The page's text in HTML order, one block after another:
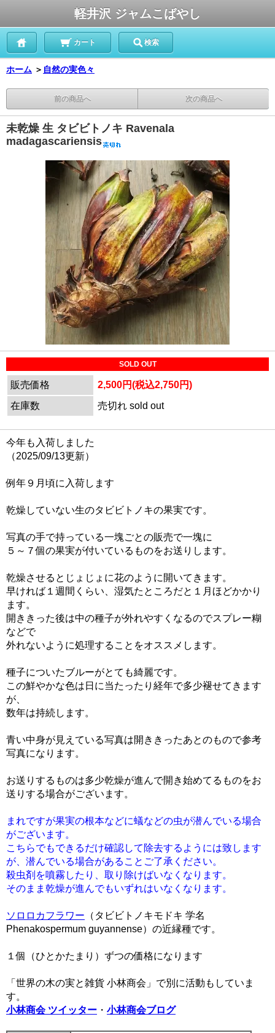
軽井沢 ジャムこばやし
カート 検索
ホーム ＞ 自然の実色々
前の商品へ 次の商品へ
未乾燥 生 タビビトノキ Ravenala
madagascariensis
SOLD OUT
販売価格
2,500円(税込2,750円)
在庫数
売切れ sold out
今年も入荷しました
（2025/09/13更新）
例年９月頃に入荷します
乾燥していない生のタビビトノキの果実です。
写真の手で持っている一塊ごとの販売で一塊に
５～７個の果実が付いているものをお送りします。
乾燥させるとじょじょに花のように開いてきます。
早ければ１週間くらい、湿気たところだと１月ほどかかり
ます。
開ききった後は中の種子が外れやすくなるのでスプレー糊
などで
外れないように処理することをオススメします。
種子についたブルーがとても綺麗です。
この鮮やかな色は日に当たったり経年で多少褪せてきます
が、
数年は持続します。
青い中身が見えている写真は開ききったあとのもので参考
写真になります。
お送りするものは多少乾燥が進んで開き始めてるものをお
送りする場合がございます。
まれですが果実の根本などに蟻などの虫が潜んでいる場合
がございます。
こちらでもできるだけ確認して除去するようには致します
が、潜んでいる場合があることご了承ください。
殺虫剤を噴霧したり、取り除けばいなくなります。
そのまま乾燥が進んでもいずれはいなくなります。
ソロロカフラワー （タビビトノキモドキ 学名
Phenakospermum guyannense）の近縁種です。
１個（ひとかたまり）ずつの価格になります
「世界の木の実と雑貨 小林商会」で別に活動もしていま
す。
小林商会 ツイッター ・ 小林商会ブログ